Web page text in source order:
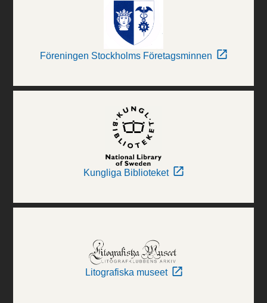
Föreningen Stockholms Företagsminnen
Kungliga Biblioteket
Litografiska museet